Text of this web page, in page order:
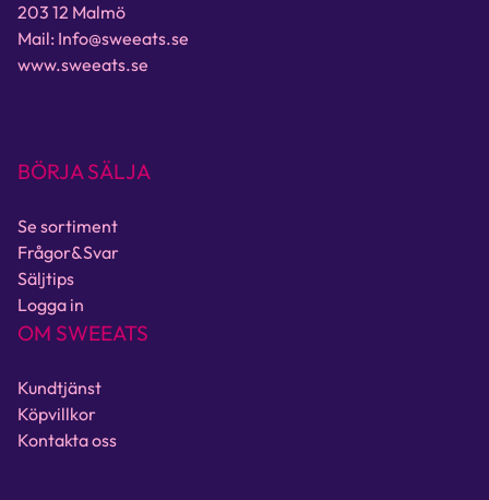
203 12 Malmö
Mail: Info@sweeats.se
www.sweeats.se
BÖRJA SÄLJA
Se sortiment
Frågor&Svar
Säljtips
Logga in
OM SWEEATS
Kundtjänst
Köpvillkor
Kontakta oss